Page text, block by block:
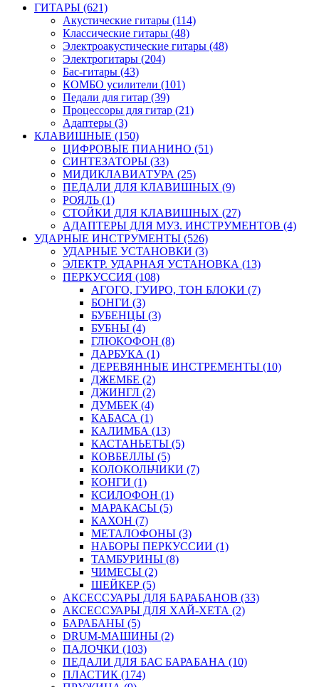
ГИТАРЫ (621)
Акустические гитары (114)
Классические гитары (48)
Электроакустические гитары (48)
Электрогитары (204)
Бас-гитары (43)
КОМБО усилители (101)
Педали для гитар (39)
Процессоры для гитар (21)
Адаптеры (3)
КЛАВИШНЫЕ (150)
ЦИФРОВЫЕ ПИАНИНО (51)
СИНТЕЗАТОРЫ (33)
МИДИКЛАВИАТУРА (25)
ПЕДАЛИ ДЛЯ КЛАВИШНЫХ (9)
РОЯЛЬ (1)
СТОЙКИ ДЛЯ КЛАВИШНЫХ (27)
АДАПТЕРЫ ДЛЯ МУЗ. ИНСТРУМЕНТОВ (4)
УДАРНЫЕ ИНСТРУМЕНТЫ (526)
УДАРНЫЕ УСТАНОВКИ (3)
ЭЛЕКТР. УДАРНАЯ УСТАНОВКА (13)
ПЕРКУССИЯ (108)
АГОГО, ГУИРО, ТОН БЛОКИ (7)
БОНГИ (3)
БУБЕНЦЫ (3)
БУБНЫ (4)
ГЛЮКОФОН (8)
ДАРБУКА (1)
ДЕРЕВЯННЫЕ ИНСТРЕМЕНТЫ (10)
ДЖЕМБЕ (2)
ДЖИНГЛ (2)
ДУМБЕК (4)
КАБАСА (1)
КАЛИМБА (13)
КАСТАНЬЕТЫ (5)
КОВБЕЛЛЫ (5)
КОЛОКОЛЬЧИКИ (7)
КОНГИ (1)
КСИЛОФОН (1)
МАРАКАСЫ (5)
КАХОН (7)
МЕТАЛОФОНЫ (3)
НАБОРЫ ПЕРКУССИИ (1)
ТАМБУРИНЫ (8)
ЧИМЕСЫ (2)
ШЕЙКЕР (5)
АКСЕССУАРЫ ДЛЯ БАРАБАНОВ (33)
АКСЕССУАРЫ ДЛЯ ХАЙ-ХЕТА (2)
БАРАБАНЫ (5)
DRUM-МАШИНЫ (2)
ПАЛОЧКИ (103)
ПЕДАЛИ ДЛЯ БАС БАРАБАНА (10)
ПЛАСТИК (174)